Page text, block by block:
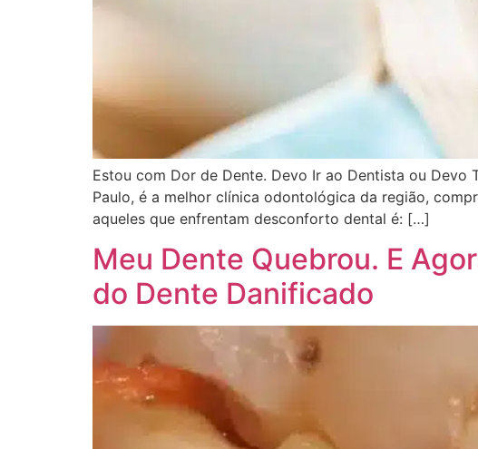
Estou com Dor de Dente. Devo Ir ao Dentista ou Devo
Paulo, é a melhor clínica odontológica da região,
aqueles que enfrentam desconforto dental é: […]
Meu Dente Quebrou. E
do Dente Danificado